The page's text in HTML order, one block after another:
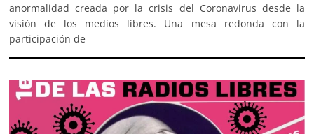
anormalidad creada por la crisis del Coronavirus desde la
visión de los medios libres. Una mesa redonda con la
participación de